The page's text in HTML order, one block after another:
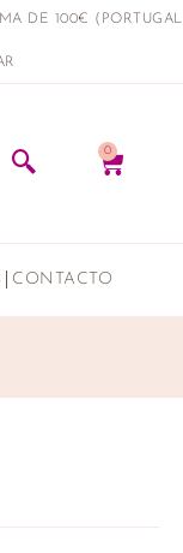
DE 100€ (PORTUGAL
0
CONTACTO